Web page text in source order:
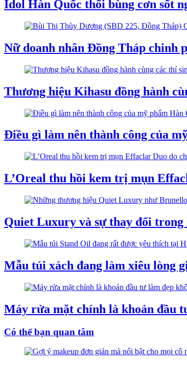
Idol Hàn Quốc thổi bùng cơn sốt
Nữ doanh nhân Đồng Tháp chinh
Thương hiệu Kihasu đồng hành
Điều gì làm nên thành công của
L’Oreal thu hồi kem trị mụn
Quiet Luxury và sự thay đổi
Mẫu túi xách đang làm xiêu lòng
Máy rửa mặt chính là khoản đầu
Có thể bạn quan tâm